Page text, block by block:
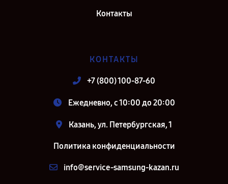
Контакты
КОНТАКТЫ
+7 (800) 100-87-60
Ежедневно, с 10:00 до 20:00
Казань, ул. Петербургская, 1
Политика конфиденциальности
info@service-samsung-kazan.ru